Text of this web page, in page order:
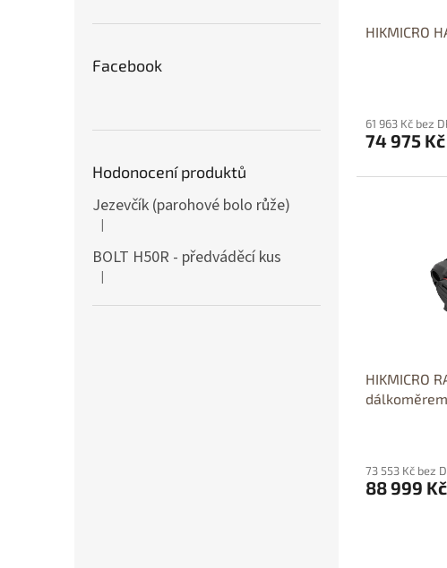
Facebook
Hodonocení produktů
Jezevčík (parohové bolo růže)
Hodnocení produktu je 5 z 5 hvězdiček.
|
BOLT H50R - předváděcí kus
Hodnocení produktu je 5 z 5 hvězdiček.
|
HIKMICRO
61 963 Kč bez
74 975 Kč
HIKMICRO
dálkoměrem
73 553 Kč bez
88 999 Kč